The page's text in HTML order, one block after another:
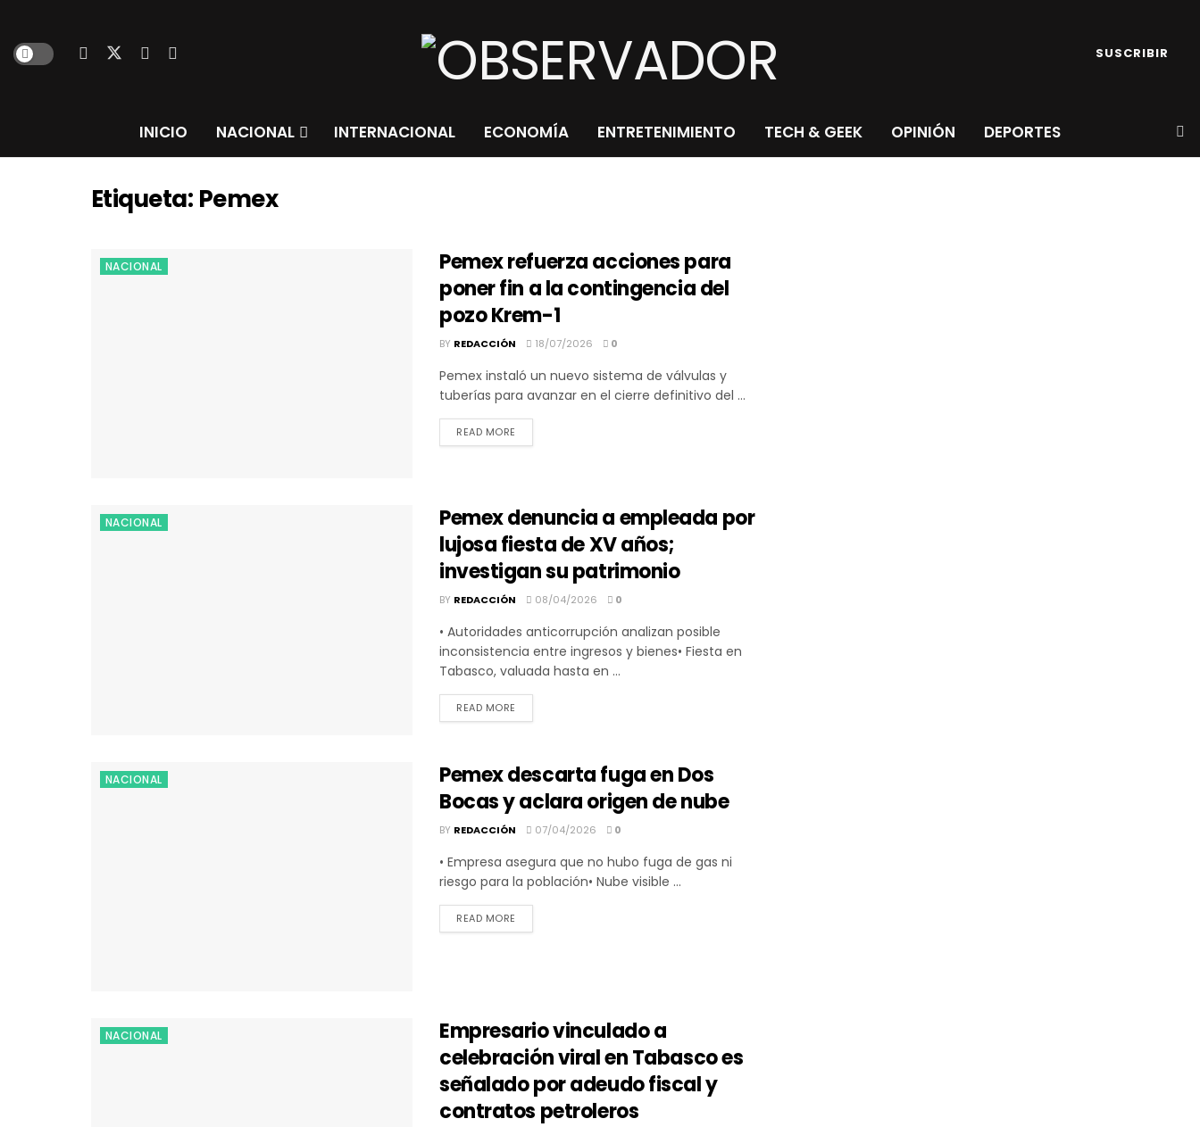
SUSCRIBIR
INICIO NACIONAL INTERNACIONAL ECONOMÍA ENTRETENIMIENTO TECH & GEEK OPINIÓN DEPORTES
Etiqueta: Pemex
NACIONAL
Pemex refuerza acciones para
poner fin a la contingencia del
pozo Krem-1
BY REDACCIÓN 18/07/2026 0
Pemex instaló un nuevo sistema de válvulas y
tuberías para avanzar en el cierre definitivo del ...
READ MORE
NACIONAL
Pemex denuncia a empleada por
lujosa fiesta de XV años;
investigan su patrimonio
BY REDACCIÓN 08/04/2026 0
• Autoridades anticorrupción analizan posible
inconsistencia entre ingresos y bienes• Fiesta en
Tabasco, valuada hasta en ...
READ MORE
NACIONAL
Pemex descarta fuga en Dos
Bocas y aclara origen de nube
BY REDACCIÓN 07/04/2026 0
• Empresa asegura que no hubo fuga de gas ni
riesgo para la población• Nube visible ...
READ MORE
NACIONAL
Empresario vinculado a
celebración viral en Tabasco es
señalado por adeudo fiscal y
contratos petroleros